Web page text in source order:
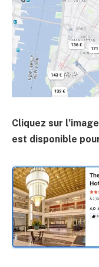
Cliquez sur
est disponible